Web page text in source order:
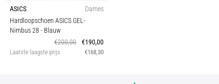
ASICS
Dames
Hardloopschoen ASICS GEL-
Nimbus 28 - Blauw
€200,00
€190,00
Laatste laagste prijs €168,30